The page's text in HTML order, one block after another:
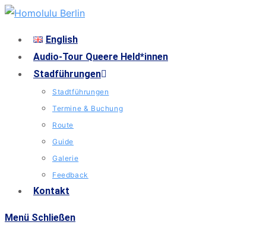
English
Audio-Tour Queere Held*innen
Stadführungen
Stadtführungen
Termine & Buchung
Route
Guide
Galerie
Feedback
Kontakt
Menü Schließen